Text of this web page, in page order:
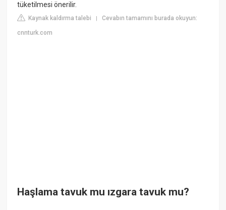
tüketilmesi önerilir.
Kaynak kaldırma talebi |Cevabın tamamını burada okuyun:
cnnturk.com
Haşlama tavuk mu ızgara tavuk mu?